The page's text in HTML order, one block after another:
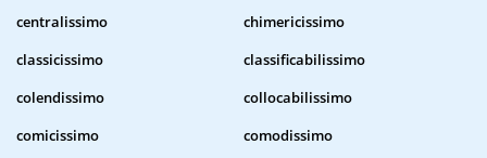
centralissimo
chimericissimo
classicissimo
classificabilissimo
colendissimo
collocabilissimo
comicissimo
comodissimo